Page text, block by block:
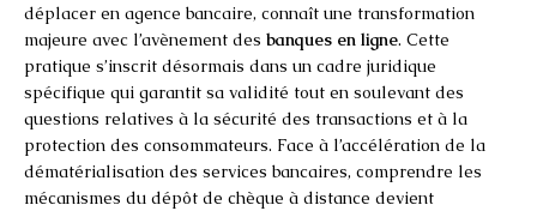
déplacer en agence bancaire, connaît une transformation
majeure avec l’avènement des banques en ligne. Cette
pratique s’inscrit désormais dans un cadre juridique
spécifique qui garantit sa validité tout en soulevant des
questions relatives à la sécurité des transactions et à la
protection des consommateurs. Face à l’accélération de la
dématérialisation des services bancaires, comprendre les
mécanismes du dépôt de chèque à distance devient